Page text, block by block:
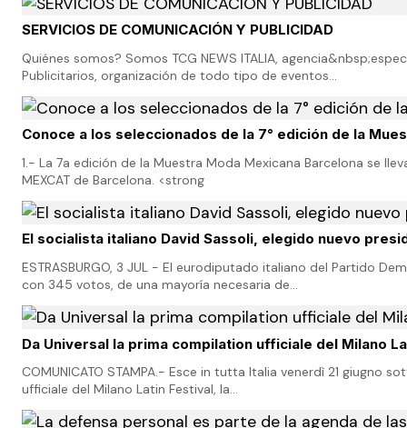
SERVICIOS DE COMUNICACIÓN Y PUBLICIDAD
Quiénes somos? Somos TCG NEWS ITALIA,
Publicitarios, organización de todo tipo de eventos…
Conoce a los seleccionados de la 7° edición de la
1.- La 7a edición de la Muestra Moda Mexicana Barcelona se
MEXCAT de Barcelona. <strong
El socialista italiano David Sassoli, elegido nuevo
ESTRASBURGO, 3 JUL - El eurodiputado italiano del Partido
con 345 votos, de una mayoría necesaria de…
Da Universal la prima compilation ufficiale del Milano
COMUNICATO STAMPA.- Esce in tutta Italia venerdì 21 giugno
ufficiale del Milano Latin Festival, la…